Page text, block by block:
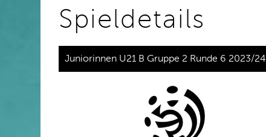
Spieldetails
Juniorinnen U21 B Gruppe 2 Runde 6 2023/24